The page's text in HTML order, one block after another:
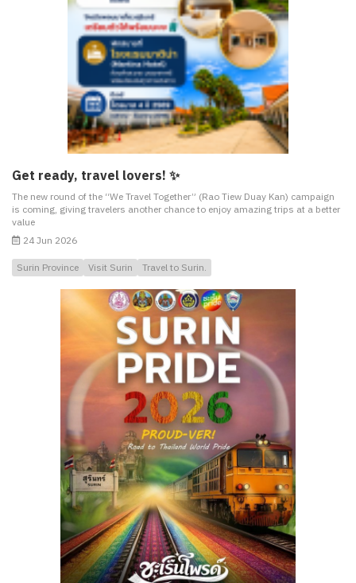
Get ready, travel lovers! ✨
The new round of the “We Travel Together” (Rao Tiew Duay Kan) campaign
is coming, giving travelers another chance to enjoy amazing trips at a better
value
24 Jun 2026
Surin Province Visit Surin Travel to Surin.